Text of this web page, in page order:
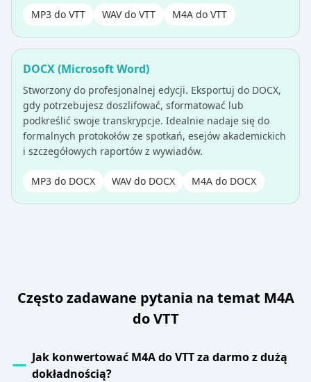
MP3 do VTT WAV do VTT M4A do VTT
DOCX (Microsoft Word)
Stworzony do profesjonalnej edycji. Eksportuj do DOCX,
gdy potrzebujesz doszlifować, sformatować lub
podkreślić swoje transkrypcje. Idealnie nadaje się do
formalnych protokołów ze spotkań, esejów akademickich
i szczegółowych raportów z wywiadów.
MP3 do DOCX WAV do DOCX M4A do DOCX
Często zadawane pytania na temat M4A
do VTT
Jak konwertować M4A do VTT za darmo z dużą
dokładnością?